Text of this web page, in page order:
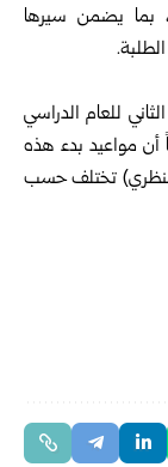
بما يضمن سيرها
للعام الدراسي
أن مواعيد بدء هذه
تختلف حسب